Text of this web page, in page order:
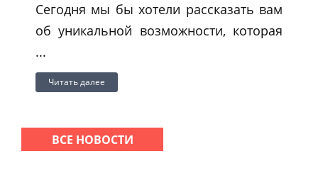
Сегодня мы бы хотели рассказать вам
об уникальной возможности, которая
...
Читать далее
ВСЕ НОВОСТИ